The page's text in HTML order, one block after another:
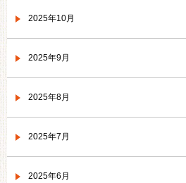
2025年10月
2025年9月
2025年8月
2025年7月
2025年6月